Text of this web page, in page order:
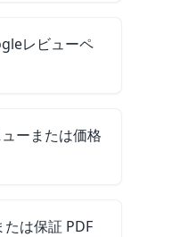
レビューペ
ーまたは価格
は保証 PDF